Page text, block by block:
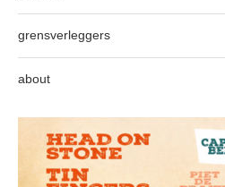
grensverleggers
about